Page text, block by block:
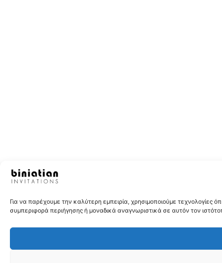
Για να παρέχουμε την καλύτερη εμπειρία, χρησιμοποιούμε
συμπεριφορά περιήγησης ή μοναδικά αναγνωριστικά σε αυτόν τον